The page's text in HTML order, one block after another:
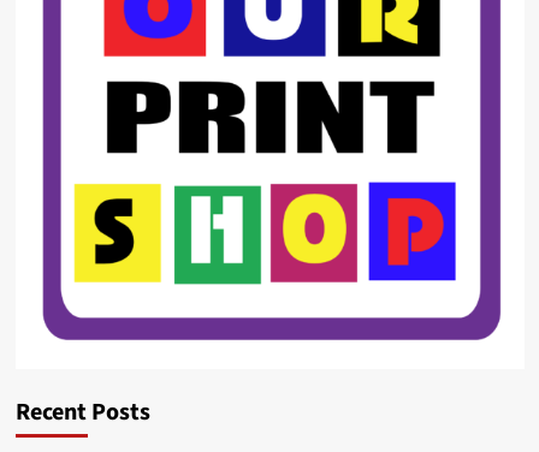
Recent Posts